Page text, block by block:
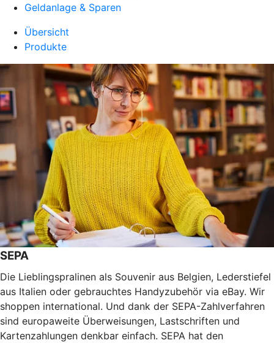
Geldanlage & Sparen
Übersicht
Produkte
SEPA
Die Lieblingspralinen als Souvenir aus Belgien, Lederstiefel
aus Italien oder gebrauchtes Handyzubehör via eBay. Wir
shoppen international. Und dank der SEPA-Zahlverfahren
sind europaweite Überweisungen, Lastschriften und
Kartenzahlungen denkbar einfach. SEPA hat den